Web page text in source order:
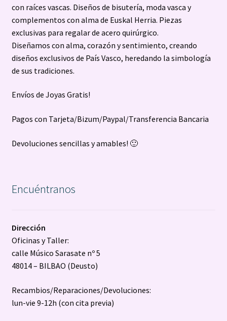
con raíces vascas. Diseños de bisutería, moda vasca y
complementos con alma de Euskal Herria. Piezas
exclusivas para regalar de acero quirúrgico.
Diseñamos con alma, corazón y sentimiento, creando
diseños exclusivos de País Vasco, heredando la simbología
de sus tradiciones.
Envíos de Joyas Gratis!
Pagos con Tarjeta/Bizum/Paypal/Transferencia Bancaria
Devoluciones sencillas y amables! 🙂
Encuéntranos
Dirección
Oficinas y Taller:
calle Músico Sarasate nº 5
48014 – BILBAO (Deusto)
Recambios/Reparaciones/Devoluciones:
lun-vie 9-12h (con cita previa)